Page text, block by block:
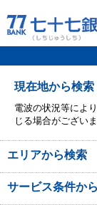
現在地から検索
電波の状況等によ
じる場合がございま
エリアから検索
サービス条件か